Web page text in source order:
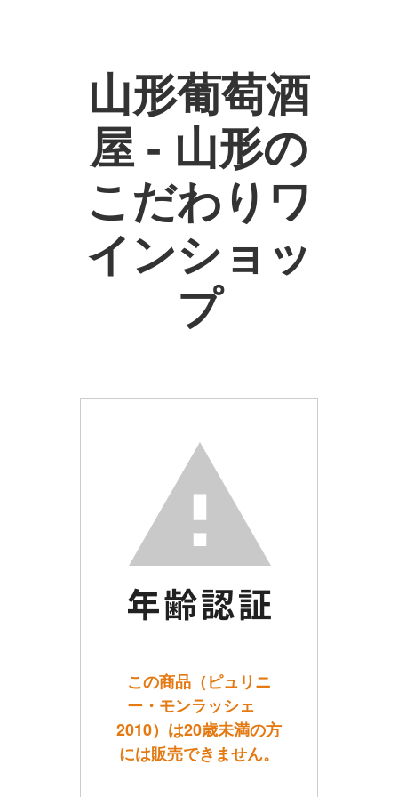
山形葡萄酒
屋 - 山形の
こだわりワ
インショッ
プ
この商品（ピュリニ
ー・モンラッシェ
2010）は20歳未満の方
には販売できません。